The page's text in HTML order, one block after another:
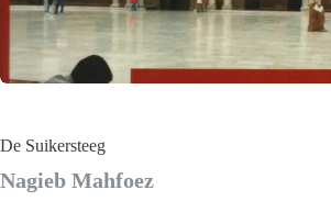
De Suikersteeg
Nagieb Mahfoez